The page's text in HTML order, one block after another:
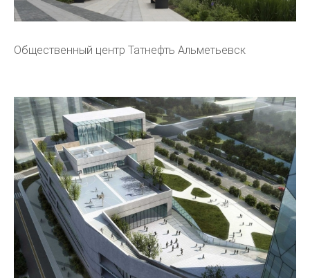
Общественный центр Татнефть Альметьевск